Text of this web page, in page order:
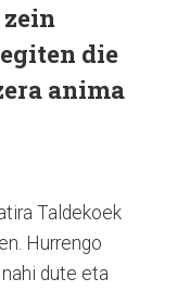
die
anima
Taldekoek
Hurrengo
dute eta